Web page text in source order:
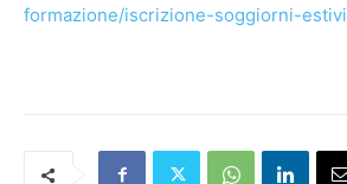
formazione/iscrizione-soggiorni-estivi